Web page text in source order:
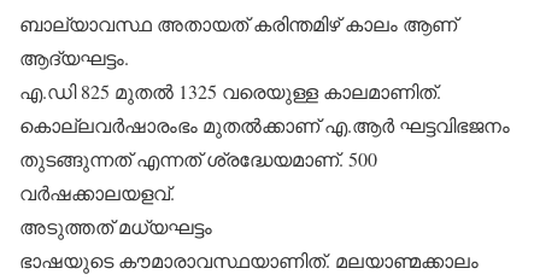
ബാല്യാവസ്ഥ അതായത് കരിന്തമിഴ് കാലം ആണ്
ആദ്യഘട്ടം.
എ.ഡി 825 മുതല്‍ 1325 വരെയുള്ള കാലമാണിത്.
കൊല്ലവര്‍ഷാരംഭം മുതല്‍ക്കാണ് എ.ആര്‍ ഘട്ടവിഭജനം
തുടങ്ങുന്നത് എന്നത് ശ്രദ്ധേയമാണ്. 500
വര്‍ഷക്കാലയളവ്.
അടുത്തത് മധ്യഘട്ടം
ഭാഷയുടെ കൗമാരാവസ്ഥയാണിത്. മലയാണ്മക്കാലം